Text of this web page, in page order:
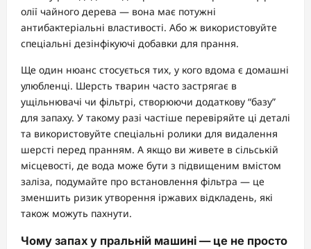
олії чайного дерева — вона має потужні
антибактеріальні властивості. Або ж використовуйте
спеціальні дезінфікуючі добавки для прання.
Ще один нюанс стосується тих, у кого вдома є домашні
улюбленці. Шерсть тварин часто застрягає в
ущільнювачі чи фільтрі, створюючи додаткову “базу”
для запаху. У такому разі частіше перевіряйте ці деталі
та використовуйте спеціальні ролики для видалення
шерсті перед пранням. А якщо ви живете в сільській
місцевості, де вода може бути з підвищеним вмістом
заліза, подумайте про встановлення фільтра — це
зменшить ризик утворення іржавих відкладень, які
також можуть пахнути.
Чому запах у пральній машині — це не просто